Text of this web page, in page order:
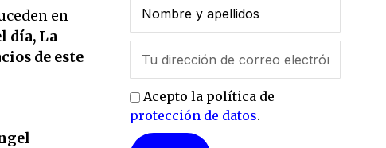
en
día, La
de este
Acepto la política de
protección de datos.